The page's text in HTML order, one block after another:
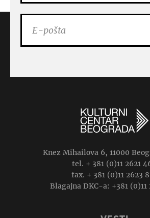
Knez Mihailova 6, 11000
tel. + 381 (0)11 2621
fax. + 381 (0)11 2623
Blagajna DKC-a: +381 (0)11